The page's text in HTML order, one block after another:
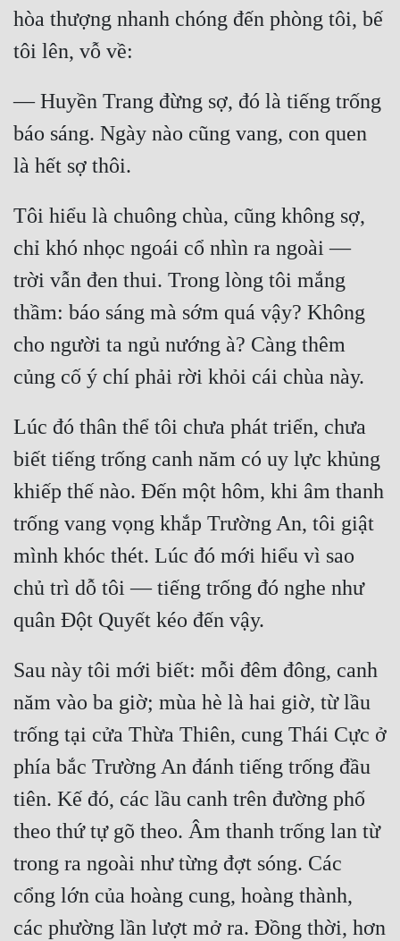
Sát Phạt Quyết Đoán
hòa thượng nhanh chóng đến phòng tôi, bế
— Huyền Trang đừng sợ, đó là tiếng trống
báo sáng. Ngày nào cũng vang, con quen
Tôi hiểu là chuông chùa, cũng không sợ,
chỉ khó nhọc ngoái cổ nhìn ra ngoài —
trời vẫn đen thui. Trong lòng tôi mắng
thầm: báo sáng mà sớm quá vậy? Không
cho người ta ngủ nướng à? Càng thêm
Lúc đó thân thể tôi chưa phát triển, chưa
biết tiếng trống canh năm có uy lực khủng
khiếp thế nào. Đến một hôm, khi âm thanh
trống vang vọng khắp Trường An, tôi giật
mình khóc thét. Lúc đó mới hiểu vì sao
chủ trì dỗ tôi — tiếng trống đó nghe như
Sau này tôi mới biết: mỗi đêm đông, canh
năm vào ba giờ; mùa hè là hai giờ, từ lầu
trống tại cửa Thừa Thiên, cung Thái Cực ở
phía bắc Trường An đánh tiếng trống đầu
tiên. Kế đó, các lầu canh trên đường phố
theo thứ tự gõ theo. Âm thanh trống lan từ
trong ra ngoài như từng đợt sóng. Các
cổng lớn của hoàng cung, hoàng thành,
các phường lần lượt mở ra. Đồng thời, hơn